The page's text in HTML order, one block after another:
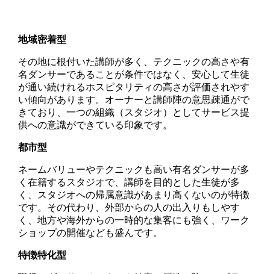
地域密着型
その地に根付いた講師が多く、テクニックの高さや有
名ダンサーであることが条件ではなく、安心して生徒
が通い続けれるホスピタリティの高さが評価されやす
い傾向があります。オーナーと講師陣の意思疎通がで
きており、一つの組織（スタジオ）としてサービス提
供への意識ができている印象です。
都市型
ネームバリューやテクニックも高い有名ダンサーが多
く在籍するスタジオで、講師を目的とした生徒が多
く、スタジオへの帰属意識があまり高くないのが特徴
です。その代わり、外部からの人の出入りもしやす
く、地方や海外からの一時的な集客にも強く、ワーク
ショップの開催なども盛んです。
特徴特化型